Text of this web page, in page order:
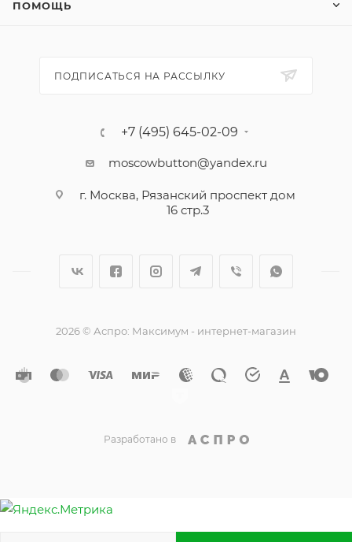
ПОМОЩЬ
ПОДПИСАТЬСЯ НА РАССЫЛКУ
+7 (495) 645-02-09
moscowbutton@yandex.ru
г. Москва, Рязанский проспект дом
16 стр.3
2026 © Аспро: Максимум - интернет-магазин
Разработано в